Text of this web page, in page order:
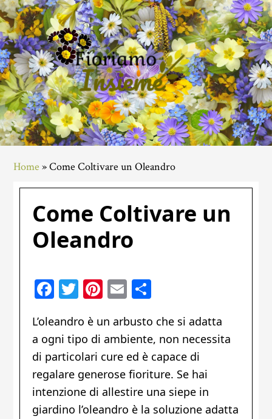
Skip
to
main
content
Skip
to
primary
sidebar
Skip
to
footer
Home »Come Coltivare un Oleandro
Come Coltivare un
Oleandro
Facebook
Twitter
Pinterest
Email
L’oleandro è un arbusto che si adatta
a ogni tipo di ambiente, non necessita
di particolari cure ed è capace di
regalare generose fioriture. Se hai
intenzione di allestire una siepe in
giardino l’oleandro è la soluzione adatta